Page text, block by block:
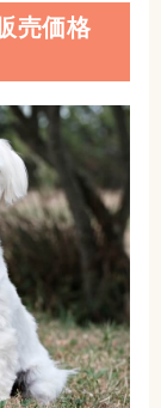
売価格